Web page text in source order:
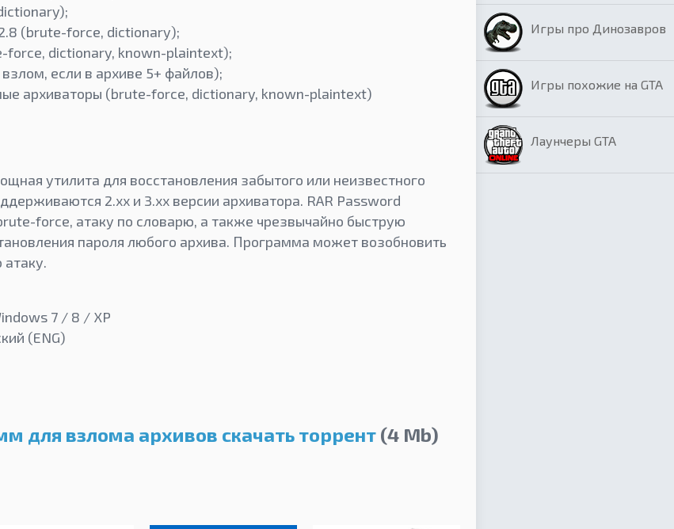
(brute-force, dictionary);
force, dictionary, known-plaintext);
если в архиве 5+ файлов);
архиваторы (brute-force, dictionary, known-plaintext)
утилита для восстановления забытого или неизвестного
2.xx и 3.xx версии архиватора. RAR Password
force, атаку по словарю, а также чрезвычайно быструю
пароля любого архива. Программа может возобновить
7 / 8 / XP
(ENG)
для взлома архивов скачать торрент(4 Mb)
Игры про Динозавров
Игры похожие на GTA
Лаунчеры GTA